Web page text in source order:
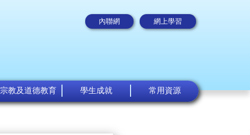
內聯網 網上學習
宗教及道德教育 學生成就 常用資源